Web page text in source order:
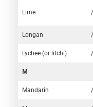
Lime
Longan
Lychee (or litchi)
M
Mandarin